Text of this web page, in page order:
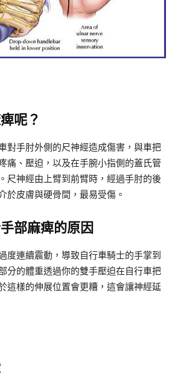
呢？
對手肘外側的尺神經造成傷害，與車把
痛、壓迫，以及在手腕小指側的蓋氏管
尺神經由上臂到前臂時，經過手肘的後
於皮膚與硬骨間，最易受傷。
部麻痺的原因
度連續震動，導致自行車騎士的手掌到
分的體重透過你的雙手壓迫在自行車把
這樣的伸展位置會更糟，這會讓神經延